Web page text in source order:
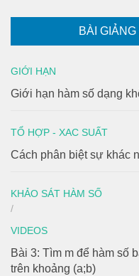
BÀI
GIỚI HẠN
Giới hạn hàm số dạng
TỔ HỢP - XAC SUẤT
Cách phân biệt sự khác
KHẢO SÁT HÀM SỐ
/
VIDEOS
Bài 3: Tìm m để hàm số
trên khoảng (a;b)